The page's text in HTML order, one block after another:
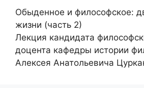
Обыденное и философское:
жизни (часть 2)
Лекция кандидата
доцента кафедры истории
Алексея Анатольевича